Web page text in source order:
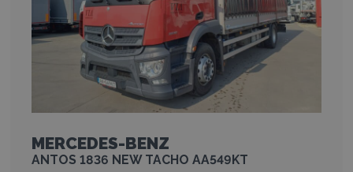
MERCEDES-BENZ
ANTOS 1836 NEW TACHO AA549KT